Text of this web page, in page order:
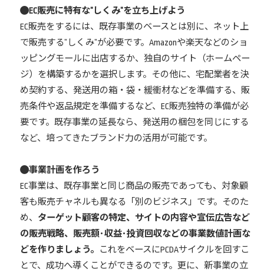
EC販売に特有な”しくみ”を立ち上げよう
EC販売をするには、既存事業のベースとは別に、ネット上
で販売する”しくみ”が必要です。Amazonや楽天などのショ
ッピングモールに出店するか、独自のサイト（ホームペー
ジ）を構築するかを選択します。その他に、宅配業者を決
め契約する、発送用の箱・袋・緩衝材などを準備する、販
売条件や返品規定を準備するなど、EC販売独特の準備が必
要です。既存事業の延長なら、発送用の梱包を同じにする
など、培ってきたブランド力の活用が可能です。
事業計画を作ろう
EC事業は、既存事業と同じ商品の販売であっても、対象顧
客も販売チャネルも異なる「別のビジネス」です。そのた
め、 ターゲット顧客の特定、サイトの内容や宣伝広告など
の販売戦略、販売額･収益･投資回収などの事業数値計画な
どを作りましょう。
これをベースにPCDAサイクルを回すこ
とで、成功へ導くことができるのです。更に、新事業の立